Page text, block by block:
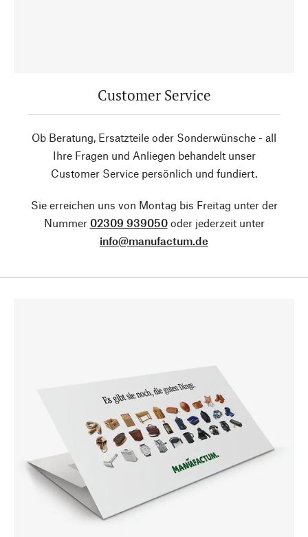
Customer Service
Ob Beratung, Ersatzteile oder Sonderwünsche - all
Ihre Fragen und Anliegen behandelt unser
Customer Service persönlich und fundiert.
Sie erreichen uns von Montag bis Freitag unter der
Nummer 02309 939050oder jederzeit unter
info@manufactum.de